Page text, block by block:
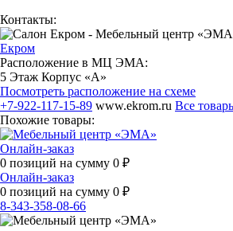
Контакты:
Екром
Расположение в МЦ ЭМА:
5 Этаж Корпус «А»
Посмотреть расположение на схеме
+7-922-117-15-89 www.ekrom.ru Все
Похожие товары:
Онлайн-заказ
0 позиций на сумму 0 ₽
Онлайн-заказ
0 позиций на сумму 0 ₽
8-343-358-08-66